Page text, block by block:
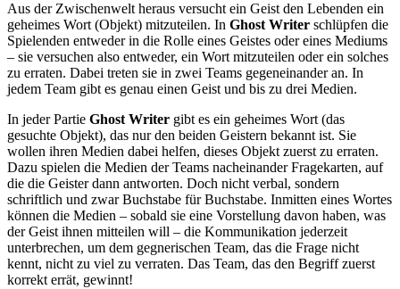
Aus der Zwischenwelt heraus versucht ein Geist den Lebenden ein
geheimes Wort (Objekt) mitzuteilen. In Ghost Writer schlüpfen die
Spielenden entweder in die Rolle eines Geistes oder eines Mediums
– sie versuchen also entweder, ein Wort mitzuteilen oder ein solches
zu erraten. Dabei treten sie in zwei Teams gegeneinander an. In
jedem Team gibt es genau einen Geist und bis zu drei Medien.
In jeder Partie Ghost Writer gibt es ein geheimes Wort (das
gesuchte Objekt), das nur den beiden Geistern bekannt ist. Sie
wollen ihren Medien dabei helfen, dieses Objekt zuerst zu erraten.
Dazu spielen die Medien der Teams nacheinander Fragekarten, auf
die die Geister dann antworten. Doch nicht verbal, sondern
schriftlich und zwar Buchstabe für Buchstabe. Inmitten eines Wortes
können die Medien – sobald sie eine Vorstellung davon haben, was
der Geist ihnen mitteilen will – die Kommunikation jederzeit
unterbrechen, um dem gegnerischen Team, das die Frage nicht
kennt, nicht zu viel zu verraten. Das Team, das den Begriff zuerst
korrekt errät, gewinnt!